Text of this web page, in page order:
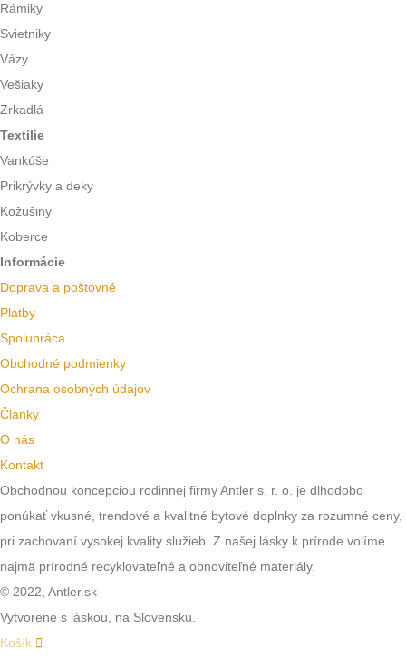
Rámiky
Svietniky
Vázy
Vešiaky
Zrkadlá
Textílie
Vankúše
Prikrývky a deky
Kožušiny
Koberce
Informácie
Doprava a poštovné
Platby
Spolupráca
Obchodné podmienky
Ochrana osobných údajov
Články
O nás
Kontakt
Obchodnou koncepciou rodinnej firmy Antler s. r. o. je dlhodobo
ponúkať vkusné, trendové a kvalitné bytové doplnky za rozumné ceny,
pri zachovaní vysokej kvality služieb. Z našej lásky k prírode volíme
najmä prírodné recyklovateľné a obnoviteľné materiály.
© 2022, Antler.sk
Vytvorené s láskou, na Slovensku.
Košík